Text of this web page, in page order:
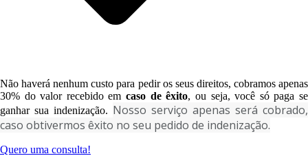
Não haverá nenhum custo para pedir os seus direitos, cobramos apenas
30% do valor recebido emcaso de êxito, ou seja, você só paga se
ganhar sua indenização. Nosso serviço apenas será cobrado,
caso obtivermos êxito no seu pedido de indenização.
Quero uma consulta!